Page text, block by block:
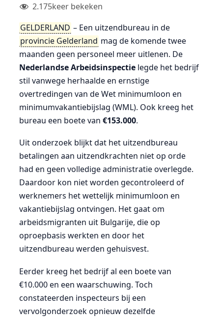
2.175keer bekeken
GELDERLAND – Een uitzendbureau in de
provincie Gelderland mag de komende twee
maanden geen personeel meer uitlenen. De
Nederlandse Arbeidsinspectielegde het bedrijf
stil vanwege herhaalde en ernstige
overtredingen van de Wet minimumloon en
minimumvakantiebijslag (WML). Ook kreeg het
bureau een boete van €153.000.
Uit onderzoek blijkt dat het uitzendbureau
betalingen aan uitzendkrachten niet op orde
had en geen volledige administratie overlegde.
Daardoor kon niet worden gecontroleerd of
werknemers het wettelijk minimumloon en
vakantiebijslag ontvingen. Het gaat om
arbeidsmigranten uit Bulgarije, die op
oproepbasis werkten en door het
uitzendbureau werden gehuisvest.
Eerder kreeg het bedrijf al een boete van
€10.000 en een waarschuwing. Toch
constateerden inspecteurs bij een
vervolgonderzoek opnieuw dezelfde